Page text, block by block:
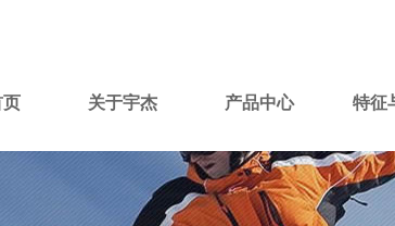
页 关于宇杰 产品中心 特征